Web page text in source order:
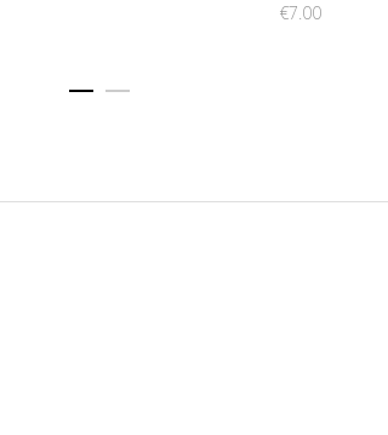
€7.00